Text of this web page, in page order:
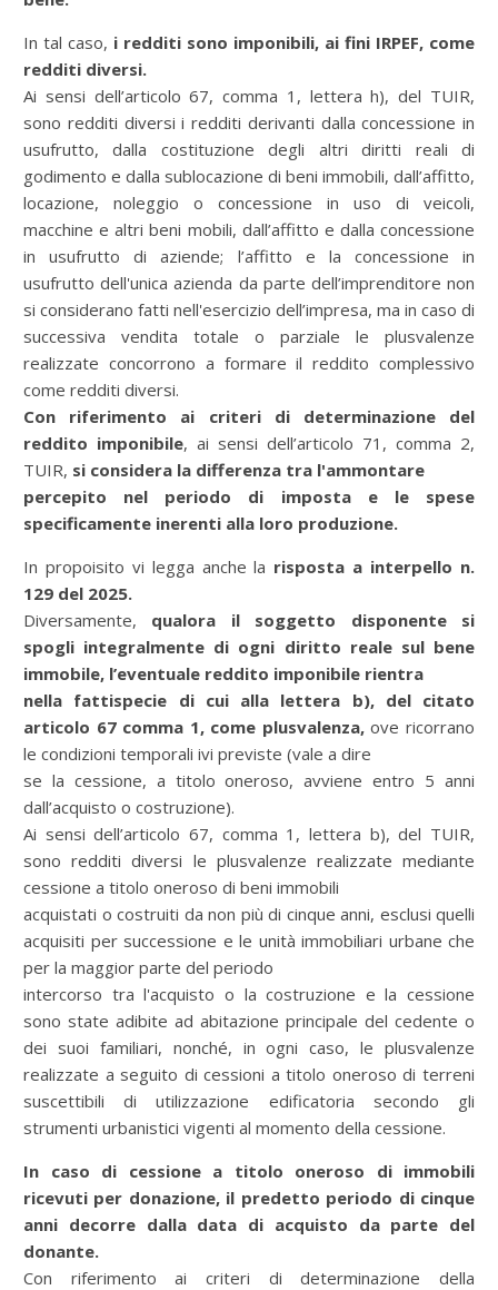
In tal caso, i redditi sono imponibili, ai fini IRPEF, come
redditi diversi.
Ai sensi dell’articolo 67, comma 1, lettera h), del TUIR,
sono redditi diversi i redditi derivanti dalla concessione in
usufrutto, dalla costituzione degli altri diritti reali di
godimento e dalla sublocazione di beni immobili, dall’affitto,
locazione, noleggio o concessione in uso di veicoli,
macchine e altri beni mobili, dall’affitto e dalla concessione
in usufrutto di aziende; l’affitto e la concessione in
usufrutto dell'unica azienda da parte dell’imprenditore non
si considerano fatti nell'esercizio dell’impresa, ma in caso di
successiva vendita totale o parziale le plusvalenze
realizzate concorrono a formare il reddito complessivo
come redditi diversi.
Con riferimento ai criteri di determinazione del
reddito imponibile, ai sensi dell’articolo 71, comma 2,
TUIR, si considera la differenza tra l'ammontare
percepito nel periodo di imposta e le spese
specificamente inerenti alla loro produzione.
In propoisito vi legga anche la risposta a interpello n.
129 del 2025.
Diversamente, qualora il soggetto disponente si
spogli integralmente di ogni diritto reale sul bene
immobile, l’eventuale reddito imponibile rientra
nella fattispecie di cui alla lettera b), del citato
articolo 67 comma 1, come plusvalenza,ove ricorrano
le condizioni temporali ivi previste (vale a dire
se la cessione, a titolo oneroso, avviene entro 5 anni
dall’acquisto o costruzione).
Ai sensi dell’articolo 67, comma 1, lettera b), del TUIR,
sono redditi diversi le plusvalenze realizzate mediante
cessione a titolo oneroso di beni immobili
acquistati o costruiti da non più di cinque anni, esclusi quelli
acquisiti per successione e le unità immobiliari urbane che
per la maggior parte del periodo
intercorso tra l'acquisto o la costruzione e la cessione
sono state adibite ad abitazione principale del cedente o
dei suoi familiari, nonché, in ogni caso, le plusvalenze
realizzate a seguito di cessioni a titolo oneroso di terreni
suscettibili di utilizzazione edificatoria secondo gli
strumenti urbanistici vigenti al momento della cessione.
In caso di cessione a titolo oneroso di immobili
ricevuti per donazione, il predetto periodo di cinque
anni decorre dalla data di acquisto da parte del
donante.
Con riferimento ai criteri di determinazione della